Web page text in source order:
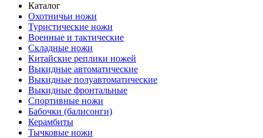
Каталог
Охотничьи ножи
Туристические ножи
Военные и тактические
Складные ножи
Китайские реплики ножей
Выкидные автоматические
Выкидные полуавтоматические
Выкидные фронтальные
Спортивные ножи
Бабочки (балисонги)
Керамбиты
Тычковые ножи